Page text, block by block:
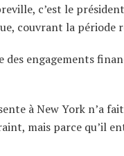
c’est le
couvrant la période
engagements
à New York n’a
mais parce qu’il